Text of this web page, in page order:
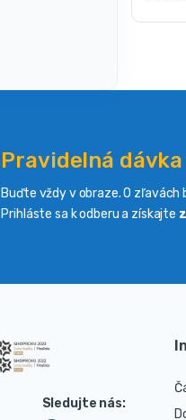
Pravidelná
Buďte vždy v obraze. O zľavách
Prihláste sa k odberu a získajte